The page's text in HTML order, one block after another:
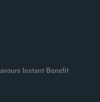
Instant Benefit